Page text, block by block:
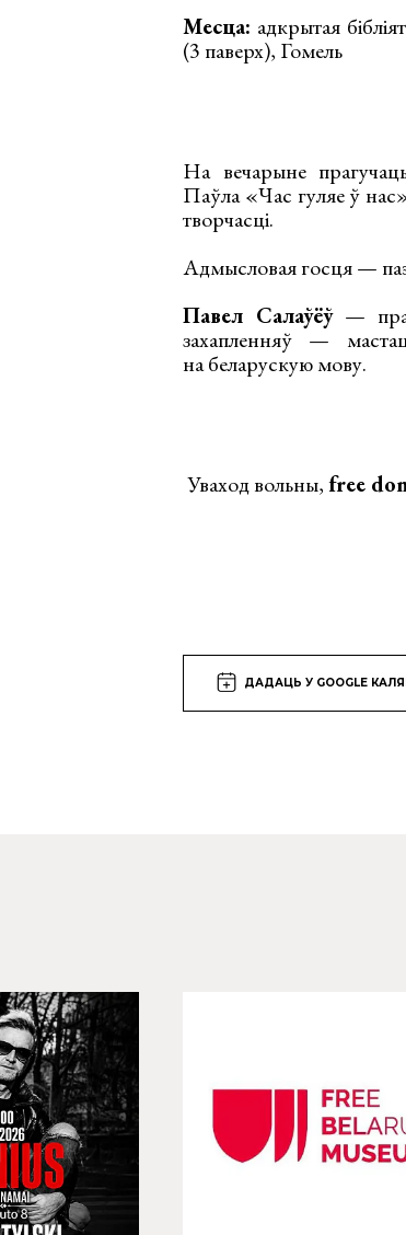
Месца: адкрытая
(3 паверх), Гомель
На вечарыне
Паўла «Час гуляе ў
творчасці.
Адмысловая госця —
Павел Салаўёў—
захапленняў —
на беларускую мову.
Уваход вольны,free
ДАДАЦЬ У GOOGLE